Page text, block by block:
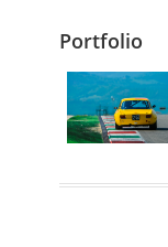
Portfolio